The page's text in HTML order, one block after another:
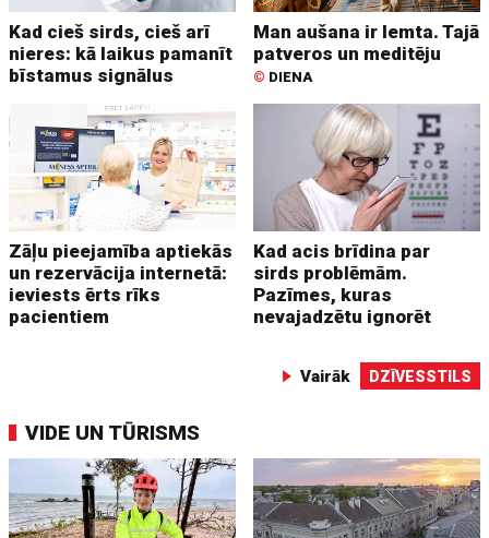
Kad cieš sirds, cieš arī
nieres: kā laikus pamanīt
bīstamus signālus
Man aušana ir lemta. Tajā
patveros un meditēju
© DIENA
Zāļu pieejamība aptiekās
un rezervācija internetā:
ieviests ērts rīks
pacientiem
Kad acis brīdina par
sirds problēmām.
Pazīmes, kuras
nevajadzētu ignorēt
Vairāk DZĪVESSTILS
VIDE UN TŪRISMS